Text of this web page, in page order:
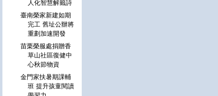
人化智慧解籤詩
臺南榮家新建如期
完工 舊址公辦將
重劃加速開發
苗栗榮服處捐贈香
草山社區復健中
心秋節物資
金門家扶暑期課輔
班 提升孩童閱讀